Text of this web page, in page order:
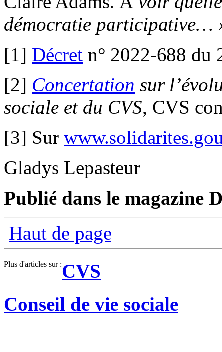
démocratie participative…
[1] Décret n° 2022-688 du
[2] Concertation sur
sociale et du CVS, CVS
[3] Sur
Gladys Lepasteur
Publié dans le magazine
Haut de page
Plus d'articles sur :CVS
Conseil de vie sociale